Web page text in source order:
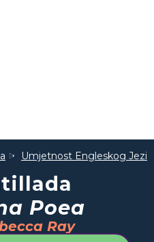
Umjetnost Engleskog
Poea
Ray